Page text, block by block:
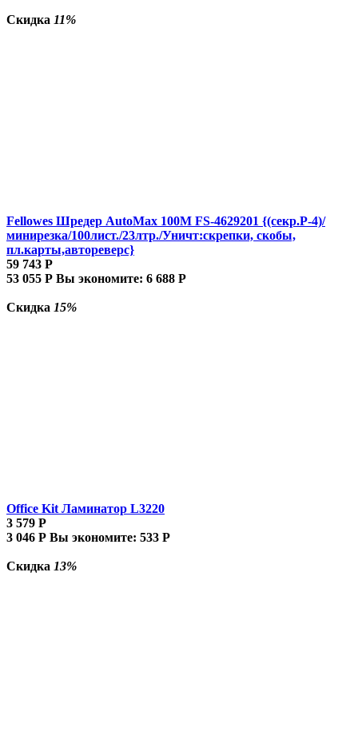
Скидка 11%
Fellowes Шредер AutoMax 100M FS-4629201 {(секр.P-4)/
минирезка/100лист./23лтр./Уничт:скрепки, скобы,
пл.карты,автореверс}
59 743 Р
53 055 Р Вы экономите: 6 688 Р
Скидка 15%
Office Kit Ламинатор L3220
3 579 Р
3 046 Р Вы экономите: 533 Р
Скидка 13%